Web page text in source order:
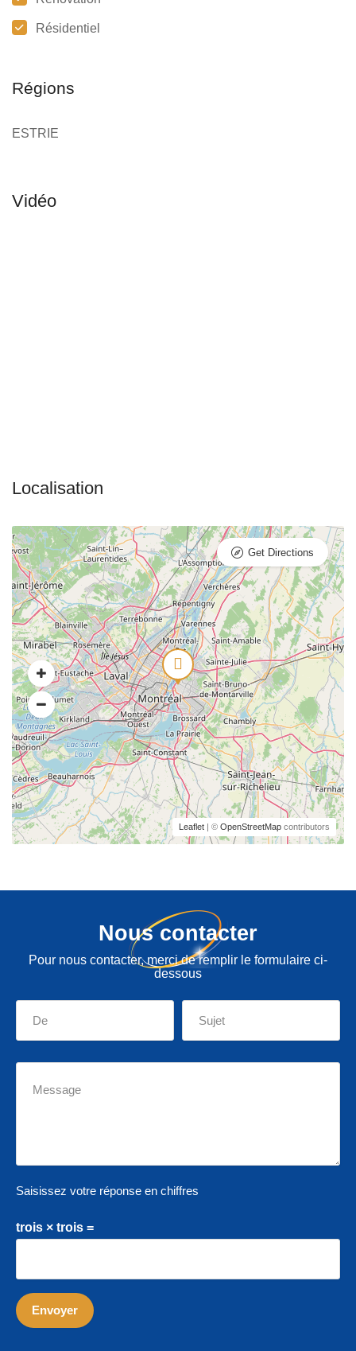
Résidentiel
Régions
ESTRIE
Leaflet | © OpenStreetMap contributors
Get Directions
Nous contacter
Pour nous contacter, merci de remplir le formulaire ci-
dessous
Saisissez votre réponse en chiffres
trois × trois =